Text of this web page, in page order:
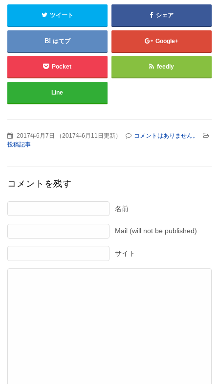
ツイート シェア
はてブ Google+
Pocket feedly
Line
2017年6月7日 （2017年6月11日更新）
コメントはありません。
投稿記事
コメントを残す
名前
Mail (will not be published)
サイト